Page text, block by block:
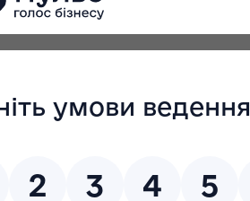
використання довзолів ЄКМТ